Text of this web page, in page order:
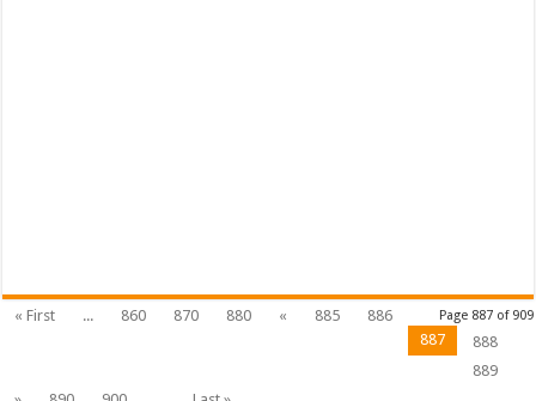
Page 887 of 909
« First ... 860 870 880 « 885
886
887
888
889